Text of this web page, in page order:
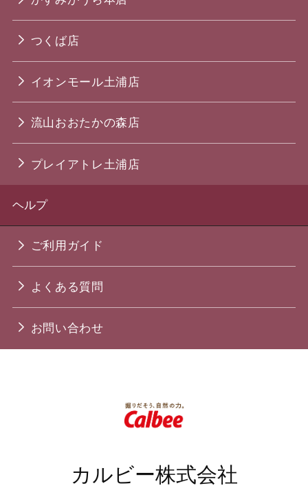
つくば店
イオンモール土浦店
流山おおたかの森店
プレイアトレ土浦店
ヘルプ
ご利用ガイド
よくある質問
お問い合わせ
カルビー株式会社